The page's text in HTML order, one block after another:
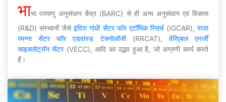
भाभा परमाणु अनुसंधान केंद्र (BARC) से ही अन्य अनुसंधान एवं विकास
(R&D) संस्थानों जैसेइंदिरा गांधी सेंटर फॉर एटॉमिक रिसर्च(IGCAR),राजा
रमन्ना सेंटर फॉर एडवांस्ड टेक्नोलॉजी (RRCAT), वेरिएबल एनर्जी
साइक्लोट्रॉन सेंटर(VECC), आदि का उद्भव हुआ है, जो अग्रणी कार्य करते
हैं।